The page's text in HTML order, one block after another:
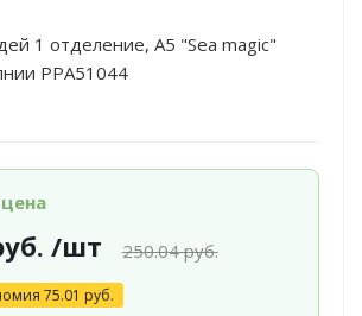
1 отделение, А5 "Sea magic"
PPA51044
/шт 250.04руб.
75.01 руб.